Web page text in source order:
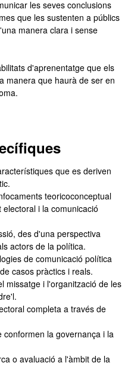
les seves conclusions
que les sustenten a públics
manera clara i sense
d'aprenentatge que els
manera que haurà de ser en
que es deriven
teoricoconceptual
i la comunicació
des d'una perspectiva
actors de la política.
de comunicació política
casos pràctics i reals.
missatge i l'organització de les
completa a través de
conformen la governança i la
o avaluació a l'àmbit de la